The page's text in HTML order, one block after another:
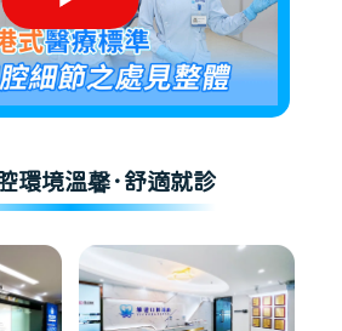
環境溫馨·舒適就診